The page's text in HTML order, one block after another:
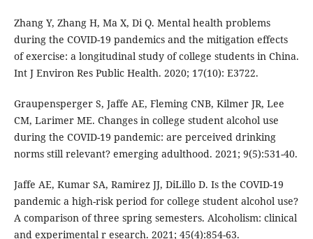
Zhang Y, Zhang H, Ma X, Di Q. Mental health problems
during the COVID-19 pandemics and the mitigation effects
of exercise: a longitudinal study of college students in China.
Int J Environ Res Public Health. 2020; 17(10): E3722.
Graupensperger S, Jaffe AE, Fleming CNB, Kilmer JR, Lee
CM, Larimer ME. Changes in college student alcohol use
during the COVID-19 pandemic: are perceived drinking
norms still relevant? emerging adulthood. 2021; 9(5):531-40.
Jaffe AE, Kumar SA, Ramirez JJ, DiLillo D. Is the COVID-19
pandemic a high-risk period for college student alcohol use?
A comparison of three spring semesters. Alcoholism: clinical
and experimental r esearch. 2021; 45(4):854-63.